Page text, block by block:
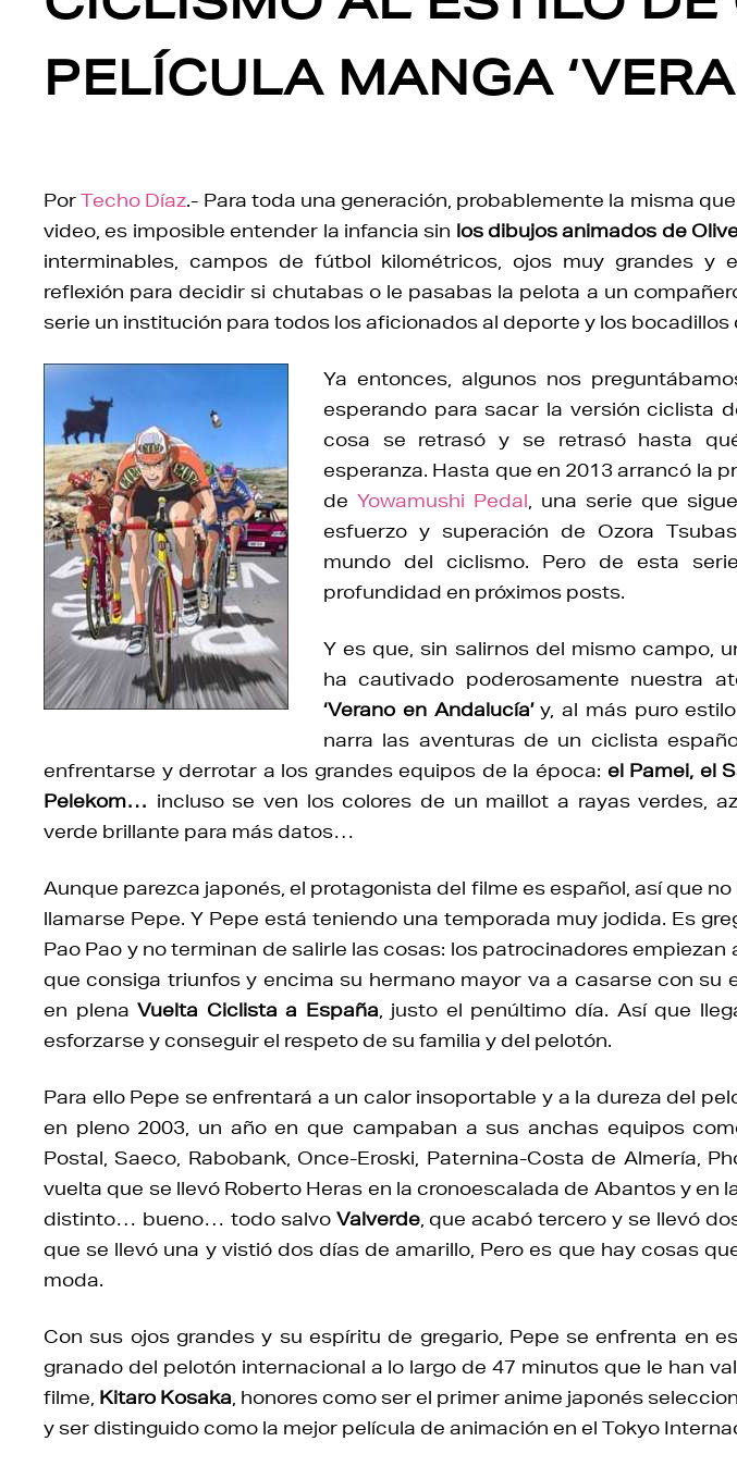
PELÍCULA MANGA
PorTecho Díaz.- Para toda una generación, probablemente la misma
video, es imposible entender la infancia sin los dibujos animados de
interminables, campos de fútbol kilométricos, ojos muy grandes y
reflexión para decidir si chutabas o le pasabas la pelota a un
serie un institución para todos los aficionados al deporte y los bocadillos
Ya entonces, algunos nos
esperando para sacar la versión ciclista
cosa se retrasó y se retrasó hasta
esperanza. Hasta que en 2013 arrancó la
deYowamushi Pedal , una serie que
esfuerzo y superación de Ozora
mundo del ciclismo. Pero de esta
profundidad en próximos posts.
Y es que, sin salirnos del mismo campo,
ha cautivado poderosamente nuestra
‘Verano en Andalucía’y, al más puro
narra las aventuras de un ciclista
enfrentarse y derrotar a los grandes equipos de la época: el Pamei, el
Pelekom… incluso se ven los colores de un maillot a rayas verdes,
verde brillante para más datos…
Aunque parezca japonés, el protagonista del filme es español, así que
llamarse Pepe. Y Pepe está teniendo una temporada muy jodida. Es
Pao Pao y no terminan de salirle las cosas: los patrocinadores empiezan
que consiga triunfos y encima su hermano mayor va a casarse con su
en plenaVuelta Ciclista a España , justo el penúltimo día. Así que
esforzarse y conseguir el respeto de su familia y del pelotón.
Para ello Pepe se enfrentará a un calor insoportable y a la dureza del
en pleno 2003, un año en que campaban a sus anchas equipos
Postal, Saeco, Rabobank, Once-Eroski, Paternina-Costa de Almería,
vuelta que se llevó Roberto Heras en la cronoescalada de Abantos y en
distinto… bueno… todo salvo Valverde, que acabó tercero y se llevó
que se llevó una y vistió dos días de amarillo, Pero es que hay cosas
moda.
Con sus ojos grandes y su espíritu de gregario, Pepe se enfrenta en
granado del pelotón internacional a lo largo de 47 minutos que le han
filme, Kitaro Kosaka , honores como ser el primer anime japonés
y ser distinguido como la mejor película de animación en el Tokyo